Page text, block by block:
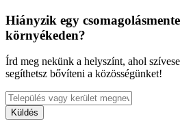
Hiányzik egy
környékeden?
Írd meg nekünk a helyszínt, ahol
segíthetsz bővíteni a közösségünket!
Küldés